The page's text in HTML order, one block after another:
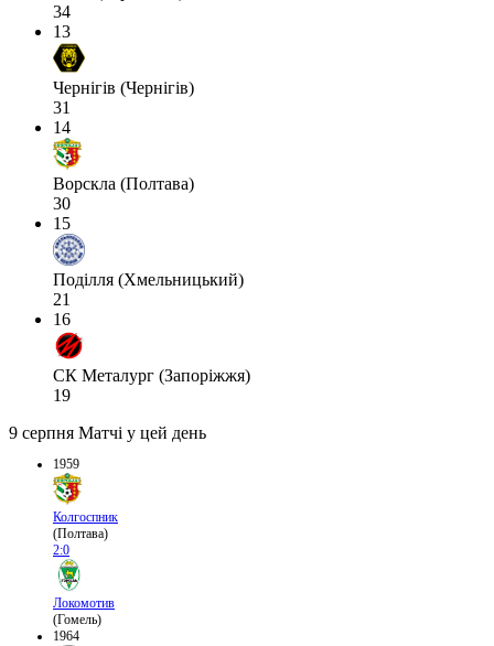
34
13
Чернігів (Чернігів)
31
14
Ворскла (Полтава)
30
15
Поділля (Хмельницький)
21
16
СК Металург (Запоріжжя)
19
9 серпня Матчі у цей день
1959
Колгоспник
(Полтава)
2:0
Локомотив
(Гомель)
1964